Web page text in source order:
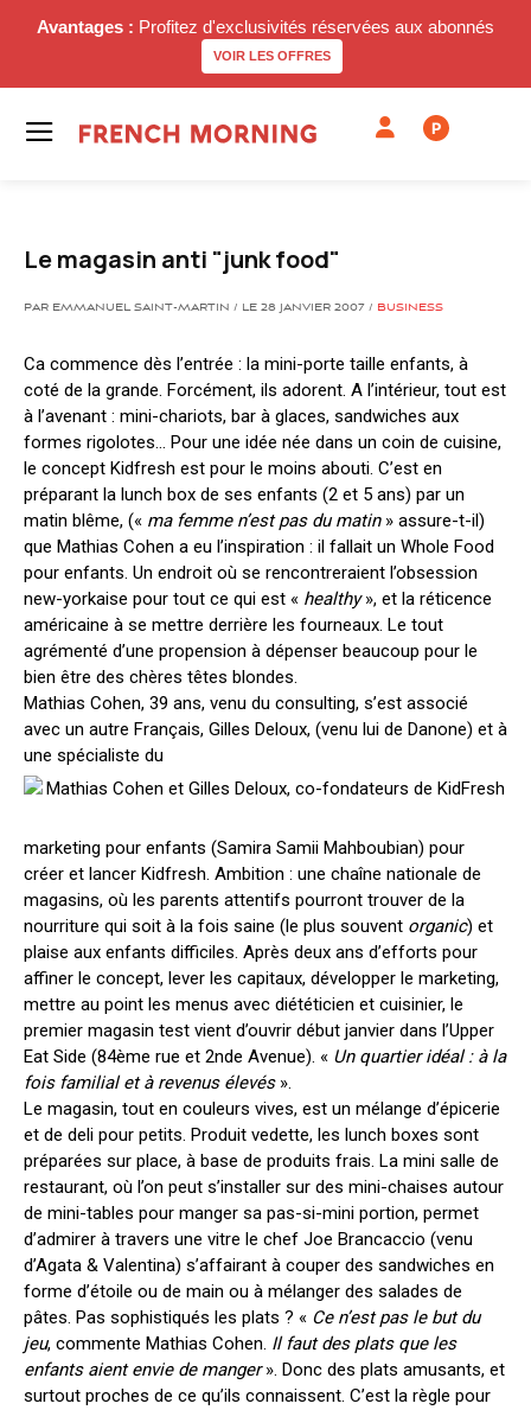
Avantages : Profitez d'exclusivités réservées aux abonnés
VOIR LES OFFRES
P
Le magasin anti "junk food"
PAR EMMANUEL SAINT-MARTIN / LE 28 JANVIER 2007 / BUSINESS
Ca commence dès l’entrée : la mini-porte taille enfants, à
coté de la grande. Forcément, ils adorent. A l’intérieur, tout est
à l’avenant : mini-chariots, bar à glaces, sandwiches aux
formes rigolotes… Pour une idée née dans un coin de cuisine,
le concept Kidfresh est pour le moins abouti. C’est en
préparant la lunch box de ses enfants (2 et 5 ans) par un
matin blême, (« ma femme n’est pas du matin» assure-t-il)
que Mathias Cohen a eu l’inspiration : il fallait un Whole Food
pour enfants. Un endroit où se rencontreraient l’obsession
new-yorkaise pour tout ce qui est « healthy», et la réticence
américaine à se mettre derrière les fourneaux. Le tout
agrémenté d’une propension à dépenser beaucoup pour le
bien être des chères têtes blondes.
Mathias Cohen, 39 ans, venu du consulting, s’est associé
avec un autre Français, Gilles Deloux, (venu lui de Danone) et à
une spécialiste du
marketing pour enfants (Samira Samii Mahboubian) pour
créer et lancer Kidfresh. Ambition : une chaîne nationale de
magasins, où les parents attentifs pourront trouver de la
nourriture qui soit à la fois saine (le plus souvent organic) et
plaise aux enfants difficiles. Après deux ans d’efforts pour
affiner le concept, lever les capitaux, développer le marketing,
mettre au point les menus avec diététicien et cuisinier, le
premier magasin test vient d’ouvrir début janvier dans l’Upper
Eat Side (84ème rue et 2nde Avenue). « Un quartier idéal : à la
fois familial et à revenus élevés».
Le magasin, tout en couleurs vives, est un mélange d’épicerie
et de deli pour petits. Produit vedette, les lunch boxes sont
préparées sur place, à base de produits frais. La mini salle de
restaurant, où l’on peut s’installer sur des mini-chaises autour
de mini-tables pour manger sa pas-si-mini portion, permet
d’admirer à travers une vitre le chef Joe Brancaccio (venu
d’Agata & Valentina) s’affairant à couper des sandwiches en
forme d’étoile ou de main ou à mélanger des salades de
pâtes. Pas sophistiqués les plats ? « Ce n’est pas le but du
jeu, commente Mathias Cohen. Il faut des plats que les
enfants aient envie de manger». Donc des plats amusants, et
surtout proches de ce qu’ils connaissent. C’est la règle pour